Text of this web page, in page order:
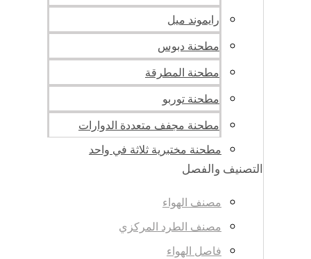
رايموند ميل
مطحنة دبوس
مطحنة المطرقة
مطحنة توربو
مطحنة مجفف متعددة الدوارات
مطحنة مختبرية ثلاثة في واحد
التصنيف والفصل
مصنف الهواء
مصنف الطرد المركزي
فاصل الهواء